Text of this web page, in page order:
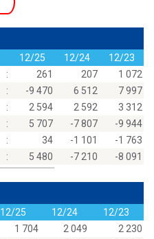
12/25 12/24
12/23
: 261 207
1 072
: -9 470 6 512
7 997
: 2 594 2 592
3 312
: 5 707 -7 807
-9 944
: 34 -1 101
-1 763
: 5 480 -7 210 -8 091
12/25 12/24
12/23
1 704 2 049
2 230